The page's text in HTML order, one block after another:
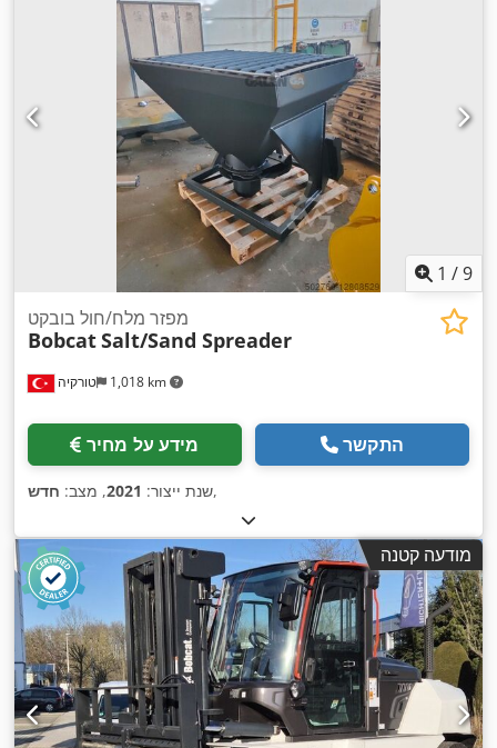
1 /9
טורקיה 1,018 km
מפזר מלח/חול בובקט
BobcatSalt/Sand Spreader
מידע על מחיר התקשר
שנת ייצור: 2021, מצב: חדש ,
מודעה קטנה